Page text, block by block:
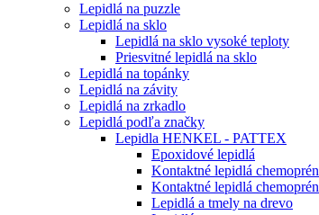
Lepidlá na puzzle
Lepidlá na sklo
Lepidlá na sklo vysoké teploty
Priesvitné lepidlá na sklo
Lepidlá na topánky
Lepidlá na závity
Lepidlá na zrkadlo
Lepidlá podľa značky
Lepidla HENKEL - PATTEX
Epoxidové lepidlá
Kontaktné lepidlá chemoprén
Kontaktné lepidlá chemoprén
Lepidlá a tmely na drevo